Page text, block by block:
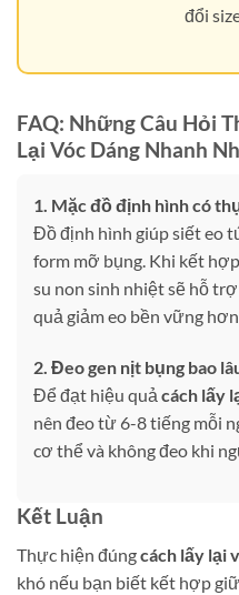
đổi
FAQ: Những Câu Hỏi
Lại Vóc Dáng Nhanh
1. Mặc đồ định hình có
Đồ định hình giúp siết eo
form mỡ bụng. Khi kết
su non sinh nhiệt sẽ hỗ
quả giảm eo bền vững
2. Đeo gen nịt bụng bao
Để đạt hiệu quả cách lấy
nên đeo từ 6-8 tiếng mỗi
cơ thể và không đeo khi
Kết Luận
Thực hiện đúngcách lấy lại
khó nếu bạn biết kết hợp